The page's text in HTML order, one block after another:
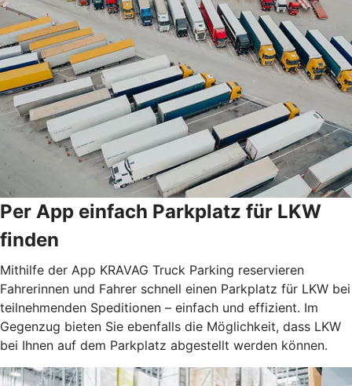
Per App einfach Parkplatz für LKW
finden
Mithilfe der App KRAVAG Truck Parking reservieren
Fahrerinnen und Fahrer schnell einen Parkplatz für LKW bei
teilnehmenden Speditionen – einfach und effizient. Im
Gegenzug bieten Sie ebenfalls die Möglichkeit, dass LKW
bei Ihnen auf dem Parkplatz abgestellt werden können.